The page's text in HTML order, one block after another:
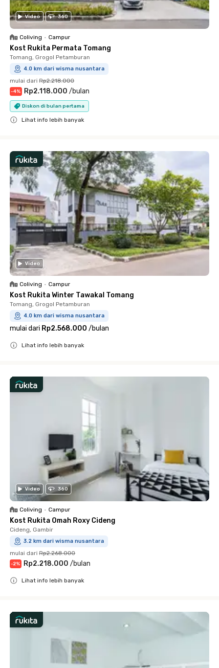
Video 360
Coliving • Campur
Kost Rukita Permata Tomang
Tomang, Grogol Petamburan
4.0 km dari wisma nusantara
mulai dari Rp2.218.000
-4% Rp2.118.000 /bulan
Diskon di bulan pertama
Lihat info lebih banyak
Video
Coliving • Campur
Kost Rukita Winter Tawakal Tomang
Tomang, Grogol Petamburan
4.0 km dari wisma nusantara
mulai dari Rp2.568.000 /bulan
Lihat info lebih banyak
Video 360
Coliving • Campur
Kost Rukita Omah Roxy Cideng
Cideng, Gambir
3.2 km dari wisma nusantara
mulai dari Rp2.268.000
-2% Rp2.218.000 /bulan
Lihat info lebih banyak